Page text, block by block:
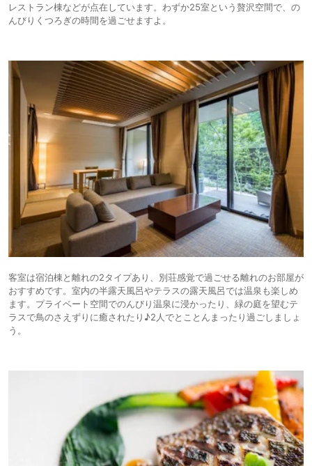
レストラン棟などが点在しています。わずか25室という贅沢空間で、の
んびりくつろぎの時間を過ごせますよ。
客室は宿泊棟と離れの2タイプあり、別荘感覚で過ごせる離れのお部屋が
おすすめです。室内の半露天風呂やテラスの露天風呂では温泉も楽しめ
ます。プライベート空間でのんびり温泉に浸かったり、緑の庭を望むテ
ラスで鳥のさえずりに癒されたり♪2人でとことんまったり過ごしましょ
う。